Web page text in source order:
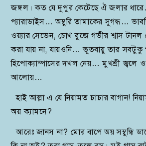
জঙ্গল। কত যে দুপুর কেটেছে ঐ জলার
প্যারাডাইস… অম্বুরি তামাকের সুগন্ধ…
ওয়্যার সেভেন, চোখ বুজে গভীর শ্বাস
করা যায় না, যায়ওনি… ভূতবায়ু তার সবটুকু
হিপোক্যাম্পাসের দখল নেয়… মুখশ্রী জ্বলে
আলোয়…
হাই আল্লা এ যে নিয়ামত চাচার বাগান!
অয় ক্যামনে?
আরেঃ জানস না? মোর বাপে অয় সম্বুন্ধি